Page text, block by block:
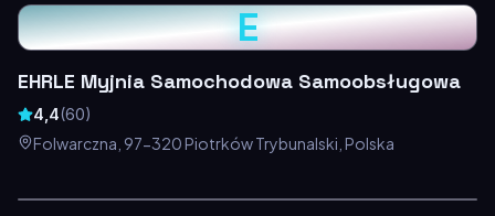
E
EHRLE Myjnia Samochodowa Samoobsługowa
4,4(60)
Folwarczna, 97-320 Piotrków Trybunalski, Polska